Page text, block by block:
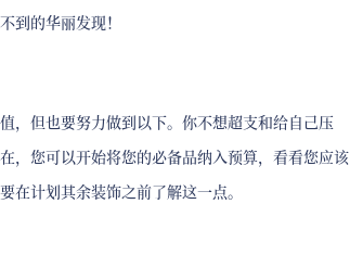
到的华丽发现！
，但也要努力做到以下。你不想超支和给自己压
，您可以开始将您的必备品纳入预算，看看您应该
计划其余装饰之前了解这一点。